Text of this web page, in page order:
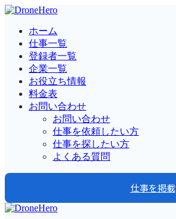
ホーム
仕事一覧
登録者一覧
企業一覧
お役立ち情報
料金表
お問い合わせ
お問い合わせ
仕事を依頼したい方
仕事を探したい方
よくある質問
仕事を掲載